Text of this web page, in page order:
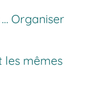
Organiser
les mêmes